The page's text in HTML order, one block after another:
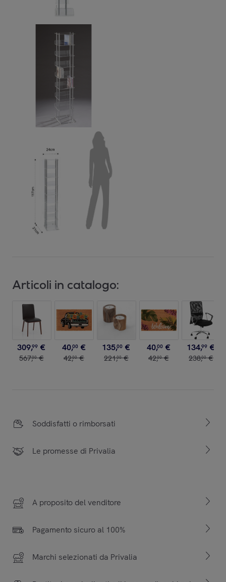
Articoli in catalogo:
309,99 €
567,00 €
40,00 €
42,00 €
135,00 €
221,00 €
40,00 €
42,00 €
134,99 €
238,00 €
Soddisfatti o rimborsati
Le promesse di Privalia
A proposito del venditore
Pagamento sicuro al 100%
Marchi selezionati da Privalia